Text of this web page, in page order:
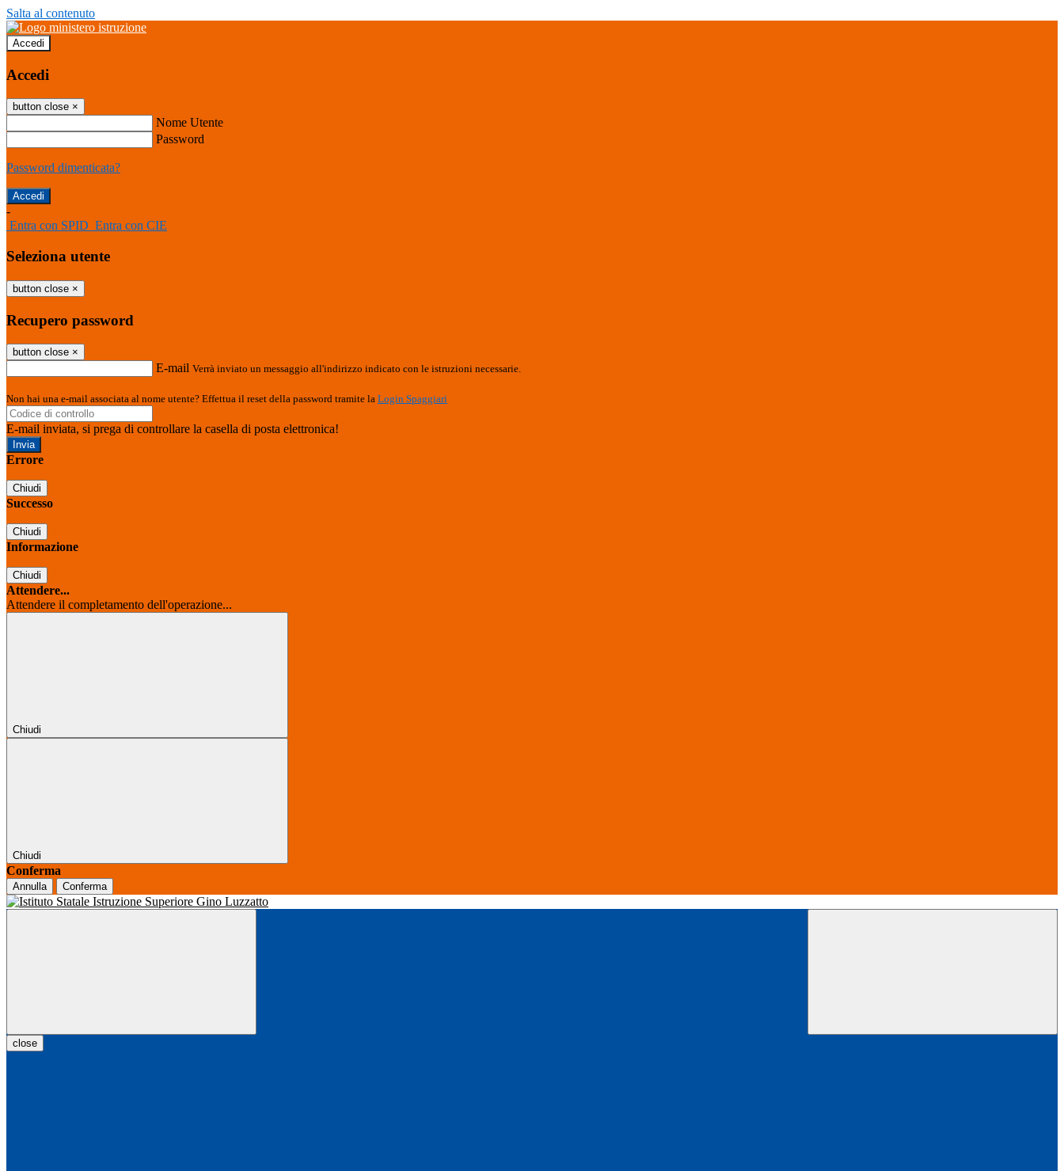
Salta al contenuto
Accedi
Accedi
button close ×
Nome Utente
Password
Password dimenticata?
-
Entra con SPID Entra con CIE
Seleziona utente
button close ×
Recupero password
button close ×
E-mail Verrà inviato un messaggio all'indirizzo indicato con le istruzioni necessarie.
Non hai una e-mail associata al nome utente? Effettua il reset della password tramite la Login Spaggiari
E-mail inviata, si prega di controllare la casella di posta elettronica!
Errore
Chiudi
Successo
Chiudi
Informazione
Chiudi
Attendere...
Attendere il completamento dell'operazione...
Chiudi
Chiudi
Conferma
Annulla Conferma
close